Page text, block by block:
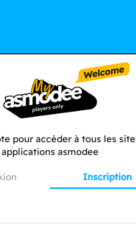
pour accéder à tous les
applications asmodee
Inscription